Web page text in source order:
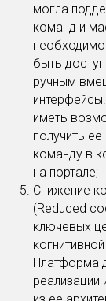
могла
команд и
быть
ручным
иметь
получить
команду в
на портале;
Снижение
(Reduced
ключевых
Платформа